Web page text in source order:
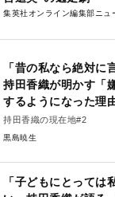
集英社オンライン編集部ニュ
「昔の私なら絶対に
持田香織が明かす「
するようになった理
持田香織の現在地#2
黒島暁生
「子どもにとっては